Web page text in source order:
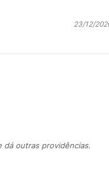
23/12/
dá outras providências.